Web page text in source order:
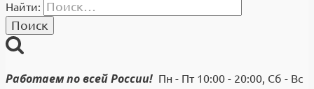
Найти:
Работаем по всей России! Пн - Пт 10:00 - 20:00, Сб - Вс